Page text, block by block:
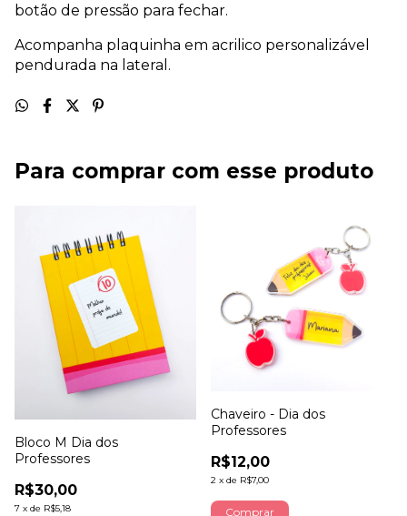
botão de pressão para fechar.
Acompanha plaquinha em acrilico personalizável
pendurada na lateral.
Para comprar com esse produto
Bloco M Dia dos
Professores
R$30,00
7 x de R$5,18
Chaveiro - Dia dos
Professores
R$12,00
2 x de R$7,00